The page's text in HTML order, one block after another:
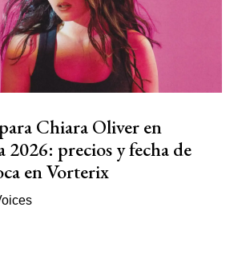
Chiara Oliver en
precios y fecha de
en Vorterix